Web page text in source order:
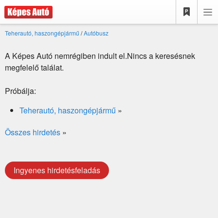
Teherautó, haszongépjármű /Autóbusz
A Képes Autó nemrégiben indult el.Nincs a keresésnek
megfelelő találat.
Próbálja:
Teherautó, haszongépjármű »
Összes hirdetés »
Ingyenes hirdetésfeladás